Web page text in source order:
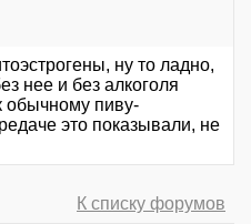
ну то ладно,
нее и без алкоголя
обычному пиву-
это показывали, не
К списку форумов